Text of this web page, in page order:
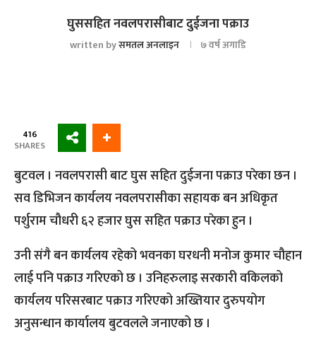
घुससहित नवलपरासीबाट दुईजना पक्राउ
written byसमतल अनलाइन ७ वर्ष अगाडि
416
SHARES
बुटवल । नवलपरासी बाट घुस सहित दुईजना पक्राउ परेका छन ।
सव डिभिजन कार्यलय नवलपरासीका सहायक बन अधिकृत
पर्शुराम चौधरी ६२ हजार घुस सहित पक्राउ परेका हुन ।
उनी संगै बन कार्यलय रहेको भवनका घरधनी मनोज कुमार चौहान
लाई पनि पक्राउ गरिएको छ । उनिहरुलाइ सरकारी वकिलको
कार्यलय परिसरबाट पक्राउ गरिएको अख्तियार दुरुपयोग
अनुसन्धान कार्यालय बुटवलले जनाएको छ ।